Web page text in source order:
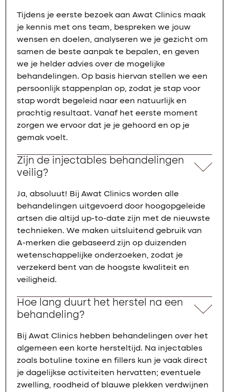
Tijdens je eerste bezoek aan Awat Clinics maak
je kennis met ons team, bespreken we jouw
wensen en doelen, analyseren we je gezicht om
samen de beste aanpak te bepalen, en geven
we je helder advies over de mogelijke
behandelingen. Op basis hiervan stellen we een
persoonlijk stappenplan op, zodat je stap voor
stap wordt begeleid naar een natuurlijk en
prachtig resultaat. Vanaf het eerste moment
zorgen we ervoor dat je je gehoord en op je
gemak voelt.
Zijn de injectables behandelingen
veilig?
Ja, absoluut! Bij Awat Clinics worden alle
behandelingen uitgevoerd door hoogopgeleide
artsen die altijd up-to-date zijn met de nieuwste
technieken. We maken uitsluitend gebruik van
A-merken die gebaseerd zijn op duizenden
wetenschappelijke onderzoeken, zodat je
verzekerd bent van de hoogste kwaliteit en
veiligheid.
Hoe lang duurt het herstel na een
behandeling?
Bij Awat Clinics hebben behandelingen over het
algemeen een korte hersteltijd. Na injectables
zoals botuline toxine en fillers kun je vaak direct
je dagelijkse activiteiten hervatten; eventuele
zwelling, roodheid of blauwe plekken verdwijnen